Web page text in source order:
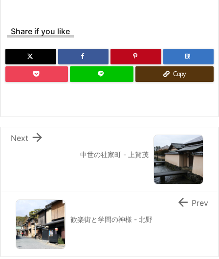
Share if you like
B!
Copy
中世の社家町 - 上賀茂

Next
歓楽街と学問の神様 - 北野
 Prev